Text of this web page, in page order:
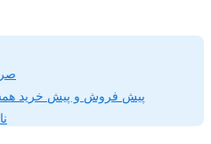
پیش فروش و پیش خرید